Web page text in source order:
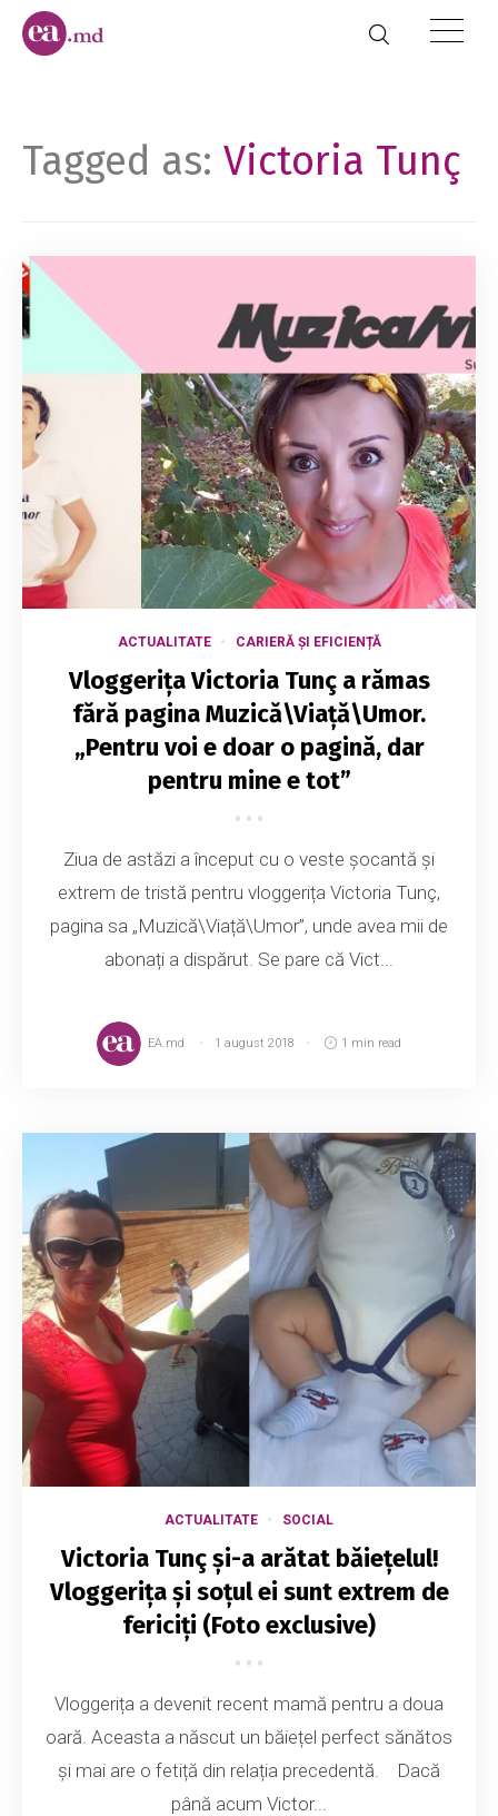
Tagged as: Victoria Tunç
ACTUALITATE CARIERĂ ȘI EFICIENȚĂ
Vloggerița Victoria Tunç a rămas
fără pagina Muzică\Viață\Umor.
„Pentru voi e doar o pagină, dar
pentru mine e tot”
Ziua de astăzi a început cu o veste șocantă și
extrem de tristă pentru vloggerița Victoria Tunç,
pagina sa „Muzică\Viață\Umor”, unde avea mii de
abonați a dispărut. Se pare că Vict...
EA.md 1 august 2018 1 min read
ACTUALITATE SOCIAL
Victoria Tunç și-a arătat băiețelul!
Vloggerița și soțul ei sunt extrem de
fericiți (Foto exclusive)
Vloggerița a devenit recent mamă pentru a doua
oară. Aceasta a născut un băiețel perfect sănătos
și mai are o fetiță din relația precedentă. Dacă
până acum Victor...